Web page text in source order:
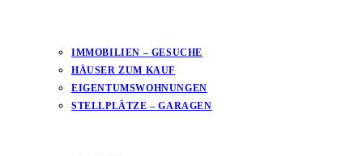
IMMOBILIEN – GESUCHE
HÄUSER ZUM KAUF
EIGENTUMSWOHNUNGEN
STELLPLÄTZE – GARAGEN